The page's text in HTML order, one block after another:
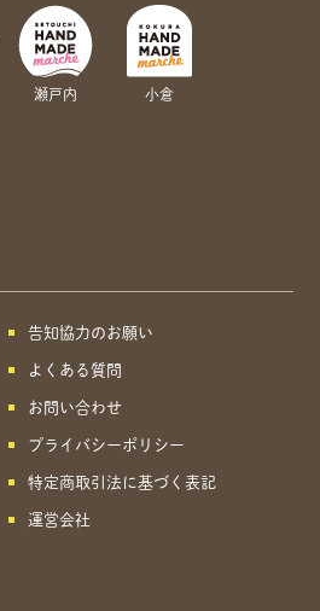
瀬戸内 小倉
告知協力のお願い
よくある質問
お問い合わせ
プライバシーポリシー
特定商取引法に基づく表記
運営会社